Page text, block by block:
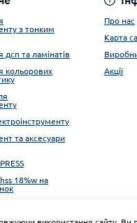
з тонким
дсп та ламінатів
кольорових
та аксесуари
18%w на
Про нас
Карта
Акції